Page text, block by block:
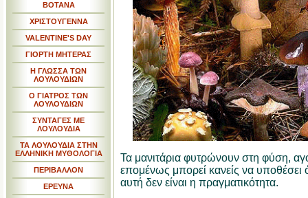
ΒΟΤΑΝΑ
ΧΡΙΣΤΟΥΓΕΝΝΑ
VALENTINE'S DAY
ΓΙΟΡΤΗ ΜΗΤΕΡΑΣ
Η ΓΛΩΣΣΑ ΤΩΝ
ΛΟΥΛΟΥΔΙΩΝ
Ο ΓΙΑΤΡΟΣ ΤΩΝ
ΛΟΥΛΟΥΔΙΩΝ
ΣΥΝΤΑΓΕΣ ΜΕ
ΛΟΥΛΟΥΔΙΑ
ΤΑ ΛΟΥΛΟΥΔΙΑ ΣΤΗΝ
ΕΛΛΗΝΙΚΗ ΜΥΘΟΛΟΓΙΑ
ΠΕΡΙΒΑΛΛΟΝ
ΕΡΕΥΝΑ
Τα μανιτάρια φυτρώνουν στη φύση,
επομένως μπορεί κανείς να υποθέσει
αυτή δεν είναι η πραγματικότητα.